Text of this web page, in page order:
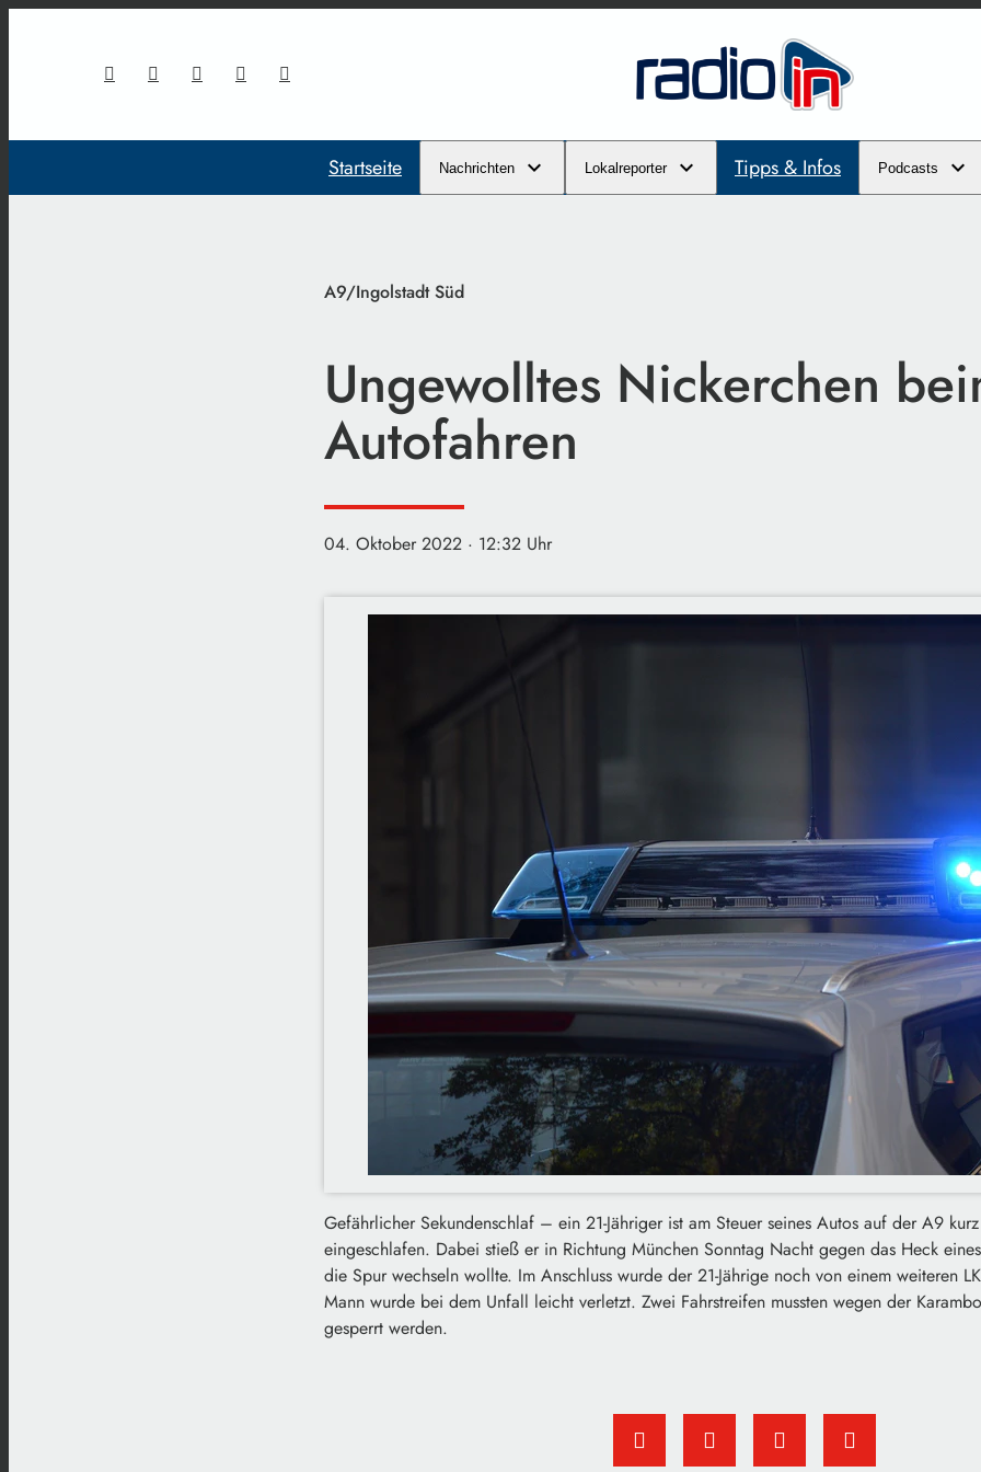
Startseite Nachrichten Lokalreporter Tipps & Infos Podcasts
A9/Ingolstadt Süd
Ungewolltes Nickerchen
Autofahren
04. Oktober 2022 · 12:32 Uhr
Gefährlicher Sekundenschlaf – ein 21-Jähriger ist am Steuer seines Autos auf der A9
eingeschlafen. Dabei stieß er in Richtung München Sonntag Nacht gegen das Heck
die Spur wechseln wollte. Im Anschluss wurde der 21-Jährige noch von einem weiteren
Mann wurde bei dem Unfall leicht verletzt. Zwei Fahrstreifen mussten wegen der
gesperrt werden.